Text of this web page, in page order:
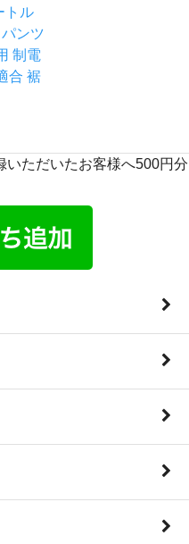
トル
ンツ
制電
合 裾
ただいたお客様へ500円分